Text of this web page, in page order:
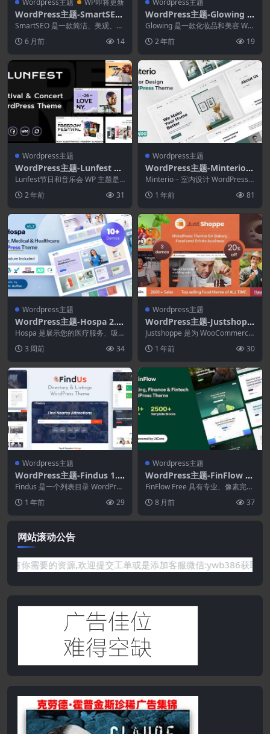
WordPress主题-SmartSEO
2.17.0–SEO和营销服务Word
Press主题
SmartSEO 是一款简洁、美观、充
ordPr...
6 月前 14
WordPress主题-Glowing 1.
3.1–美容化妆品商店主题
Glowing 是一款化妆品和美容 Wo
2 年前 19
Wordpress主题
WordPress主题-Lunfest 1.
0.3–节日和音乐会WordPres
s主题
Lunfest节日和音乐会 WP 主题是
所有类型的...
2 年前 31
Wordpress主题
WordPress主题-Minterio
1.4.0–室内设计WordPress
主题
Minterio – 室内设计 WordPress
1 年前 81
Wordpress主题
WordPress主题-Hospa 2.2.
0–医生.医疗诊所和医院Wor
dPress主题
Hospa 是展示您的医疗服务、吸
选。无论您是牙科诊...
3 周前 34
Wordpress主题
WordPress主题-Justshopp
e 12.7.0–Elementor 蛋糕.面
包店和食品WordPress主题
Justshoppe 是为 WooCommerce
1 年前 30
Wordpress主题
WordPress主题-Findus 1.1.
57–目录列表WordPress主题
Findus 是一个列表目录 WordPres
s 主题，可帮助您创建、管理本地
或...1 年前 29
Wordpress主题
WordPress主题-FinFlow 3.
2.6–银行.金融和金融科技Wo
rdPress主题
FinFlow Free 具有专业、像素完美
和干净的现代布局，几乎适合您需
要的任...
8 月前 37
网站滚动公告
是网站没有你需要的资源,欢迎提交工单或是添加客服微信